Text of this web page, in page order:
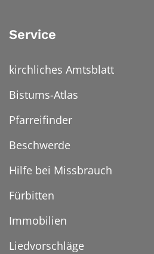
Service
kirchliches Amtsblatt
Bistums-Atlas
Pfarreifinder
Beschwerde
Hilfe bei Missbrauch
Fürbitten
Immobilien
Liedvorschläge